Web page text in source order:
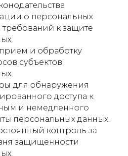
о персональных
к защите
и обработку
субъектов
для обнаружения
доступа к
и немедленного
персональных данных.
контроль за
защищенности